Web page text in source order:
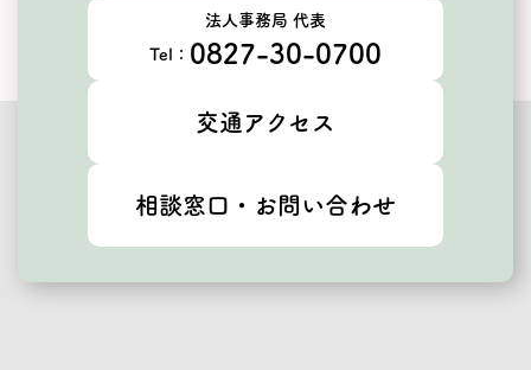
法人事務局 代表
Tel： 0827-30-0700
交通アクセス
相談窓口・お問い合わせ